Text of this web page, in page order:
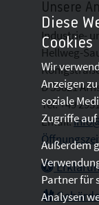
Unsere
Industrie-
Hellweg-
D 59821
Tel: +49
Email:
Diese
Cookies
Wir
Anzeigen
soziale
Zugriffe auf
Außerdem
Partner für
Analysen